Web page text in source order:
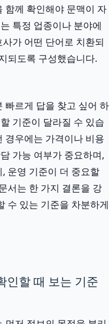
함께 확인해야 문맥이 자
특정 업종이나 분야에
가 어떤 단어로 치환되
되도록 구성했습니다.
빠르게 답을 찾고 싶어 하
기준이 달라질 수 있습
경우에는 가격이나 비용
가능 여부가 중요하며,
운영 기준이 더 중요할
서는 한 가지 결론을 강
수 있는 기준을 차분하게
인할 때 보는 기준